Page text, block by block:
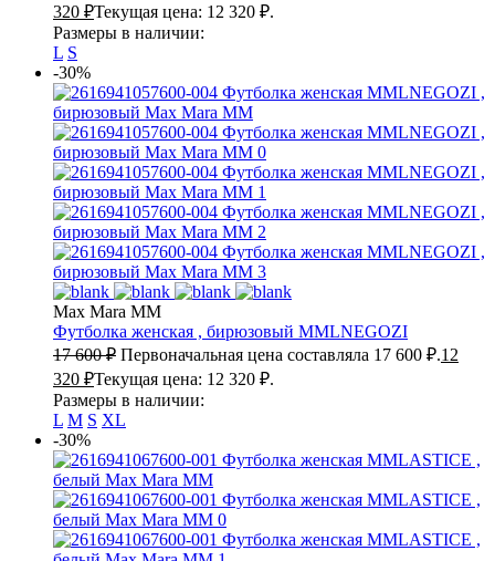
320 ₽Текущая цена: 12 320 ₽.
Размеры в наличии:
L S
-30%
Max Mara MM
Футболка женская , бирюзовый MMLNEGOZI
17 600₽ Первоначальная цена составляла 17 600 ₽.12
320 ₽Текущая цена: 12 320 ₽.
Размеры в наличии:
L M S XL
-30%